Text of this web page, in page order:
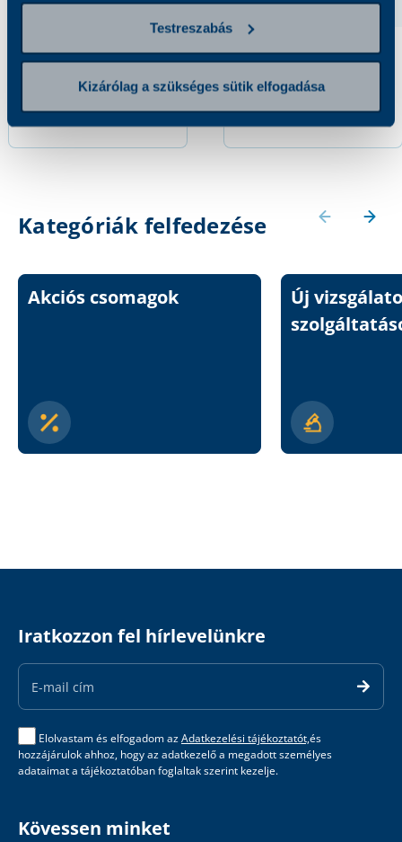
Testreszabás
Kizárólag a szükséges sütik elfogadása
PAI (Plazminogén
aktivátor inhibitor)
18 500 Ft
von Willebrand
aktivitás
24 800 Ft
Kategóriák felfedezése
Akciós csomagok
Új
Iratkozzon fel hírlevelünkre
Email
Address
Elolvastam és elfogadom azAdatkezelési tájékoztatót,és
hozzájárulok ahhoz, hogy az adatkezelő a megadott személyes
adataimat a tájékoztatóban foglaltak szerint kezelje.
Kövessen minket